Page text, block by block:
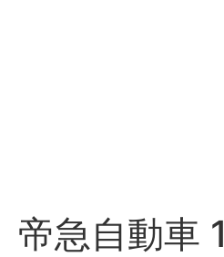
帝急自動車 1